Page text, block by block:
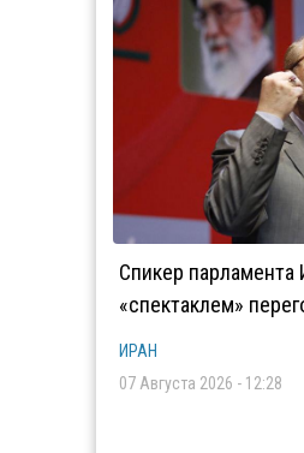
Спикер парламента
«спектаклем»
ИРАН
07 Августа 2026 - 12:28